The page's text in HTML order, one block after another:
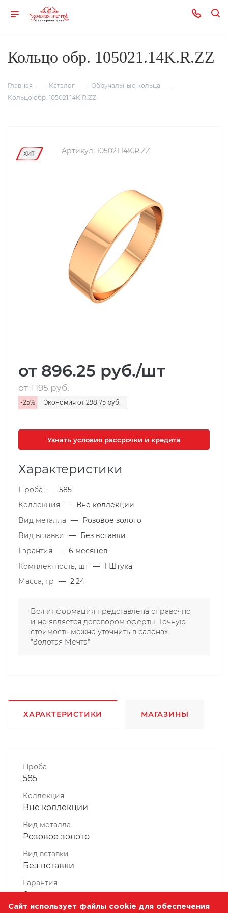
Кольцо обр. 105021.14K.R.ZZ
Главная Каталог
Обручальные кольца
Кольцо обр. 105021.14K.R.ZZ
Артикул: 105021.14K.R.ZZ
от 896.25 руб./шт
от 1 195руб.
-25% Экономия от 298.75 руб.
Узнать условия рассрочки и кредита
Характеристики
Проба — 585
Коллекция — Вне коллекции
Вид металла — Розовое золото
Вид вставки
— Без вставки
Гарантия — 6 месяцев
Комплектность, шт — 1 Штука
Масса, гр — 2.24
Вся информация представлена справочно
и не является договором оферты. Точную
стоимость можно уточнить в салонах
"Золотая Мечта"
ХАРАКТЕРИСТИКИ МАГАЗИНЫ
Проба
585
Коллекция
Вне коллекции
Вид металла
Розовое золото
Вид вставки
Без вставки
Гарантия
6 месяцев
Сайт использует файлы cookie для обеспечения